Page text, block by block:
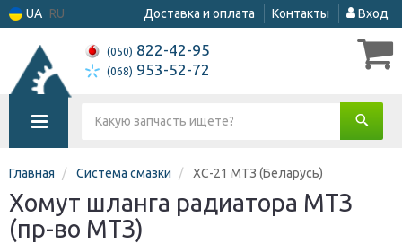
UA RU Доставка и оплата Контакты Вход
(050) 822-42-95
(068) 953-52-72
Главная Система смазки ХС-21 МТЗ (Беларусь)
Хомут шланга радиатора МТЗ
(пр-во МТЗ)